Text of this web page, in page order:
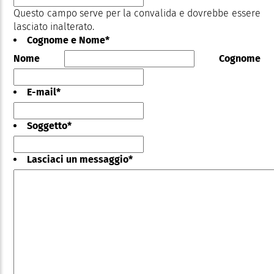
Questo campo serve per la convalida e dovrebbe essere
lasciato inalterato.
Cognome e Nome*
Nome
Cognome
E-mail*
Soggetto*
Lasciaci un messaggio*